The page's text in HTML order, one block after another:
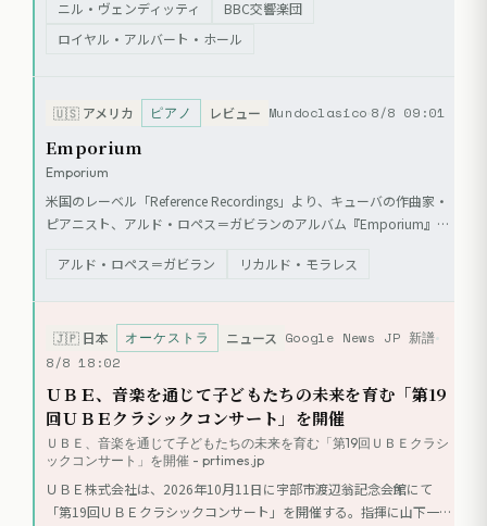
ラス』とロッシーニの『スターバト・マーテル』。ソリストにはフェ
デリカ・ロンバルディ、キアラ・アマルー、デイヴ・モナコ、ニコ
ニル・ヴェンディッティ
BBC交響楽団
ロイヤル・アルバート・ホール
🇺🇸 アメリカ ピアノ レビュー Mundoclasico 8/8 09:01
Emporium
Emporium
米国のレーベル「Reference Recordings」より、キューバの作曲家・
ピアニスト、アルド・ロペス＝ガビランのアルバム『Emporium』が
『Emporium』、クラリネット協奏曲、ピアノ組曲『Hechizos』の3
ダー・フィルハーモニー管弦楽団が担当。クラシックの技巧とジャ
ズ、アフロ・キューバンのリズムが融合した作品群が収録されてい
アルド・ロペス＝ガビラン リカルド・モラレス
🇯🇵 日本 オーケストラ ニュース
Google News JP 新譜
8/8 18:02
ＵＢＥ、音楽を通じて子どもたちの未来を育む「第19
回ＵＢＥクラシックコンサート」を開催
ＵＢＥ、音楽を通じて子どもたちの未来を育む「第19回ＵＢＥクラシ
ックコンサート」を開催 - prtimes.jp
ＵＢＥ株式会社は、2026年10月11日に宇部市渡辺翁記念会館にて
「第19回ＵＢＥクラシックコンサート」を開催する。指揮に山下一